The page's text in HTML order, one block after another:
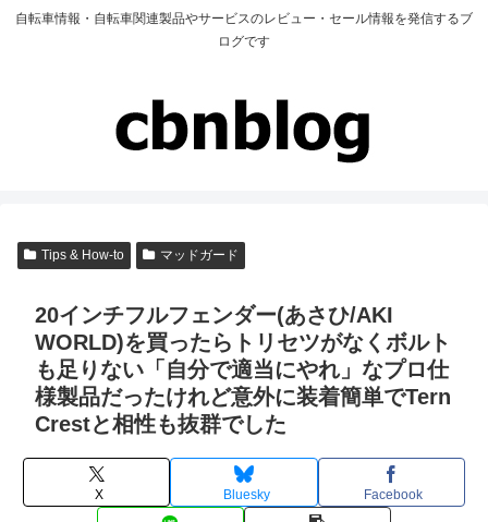
自転車情報・自転車関連製品やサービスのレビュー・セール情報を発信するブ
ログです
Tips & How-to マッドガード
20インチフルフェンダー(あさひ/AKI
WORLD)を買ったらトリセツがなくボルト
も足りない「自分で適当にやれ」なプロ仕
様製品だったけれど意外に装着簡単でTern
Crestと相性も抜群でした
X Bluesky Facebook